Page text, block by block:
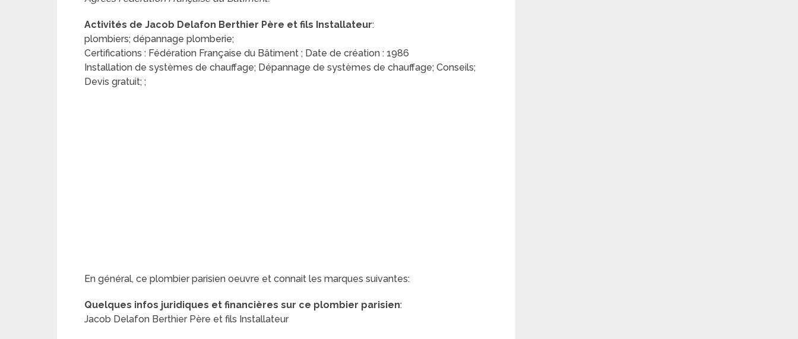
Activités de Jacob Delafon Berthier Père et fils Installateur:
plombiers; dépannage plomberie;
Certifications : Fédération Française du Bâtiment ; Date de création : 1986
Installation de systèmes de chauffage; Dépannage de systèmes de chauffage; Conseils;
Devis gratuit; ;
En général, ce plombier parisien oeuvre et connait les marques suivantes:
Quelques infos juridiques et financières sur ce plombier parisien:
Jacob Delafon Berthier Père et fils Installateur